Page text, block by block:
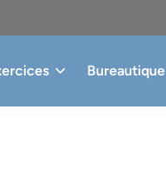
Bureautique